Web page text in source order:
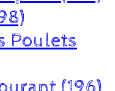
Poulets